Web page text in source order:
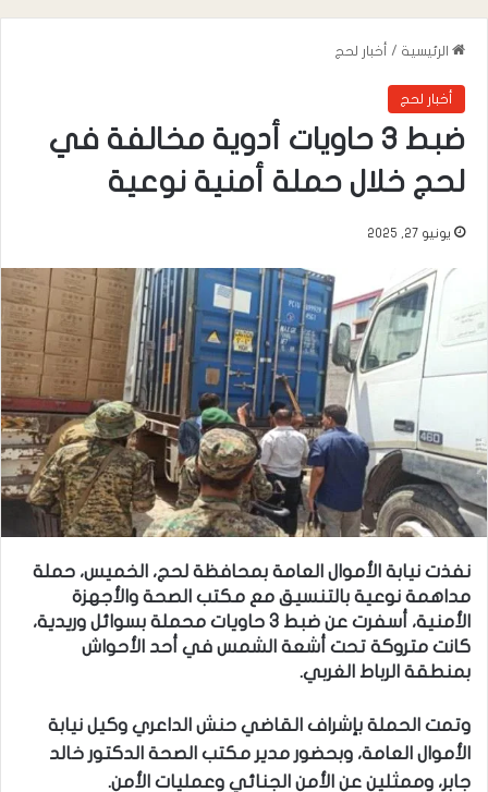
الرئيسية / أخبار لحج
أخبار لحج
ضبط 3 حاويات أدوية مخالفة في
لحج خلال حملة أمنية نوعية
يونيو 27, 2025
نفذت نيابة الأموال العامة بمحافظة لحج، الخميس، حملة
مداهمة نوعية بالتنسيق مع مكتب الصحة والأجهزة
الأمنية، أسفرت عن ضبط 3 حاويات محملة بسوائل وريدية،
كانت متروكة تحت أشعة الشمس في أحد الأحواش
بمنطقة الرباط الغربي.
وتمت الحملة بإشراف القاضي حنش الداعري وكيل نيابة
الأموال العامة، وبحضور مدير مكتب الصحة الدكتور خالد
جابر، وممثلين عن الأمن الجنائي وعمليات الأمن.